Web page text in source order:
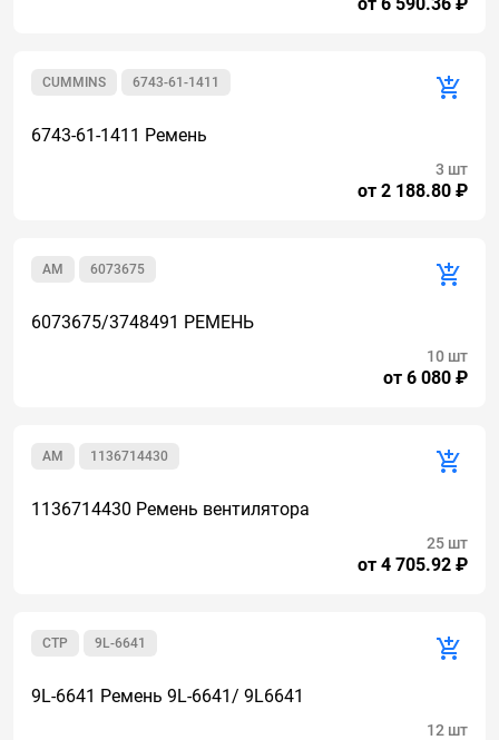
6743-61-1411
CUMMINS
6743-61-1411 Ремень
от 2 188.80 ₽
3 шт
6073675
AM
6073675/3748491 РЕМЕНЬ
от 6 080 ₽
10 шт
1136714430
AM
1136714430 Ремень вентилятора
от 4 705.92 ₽
25 шт
9L-6641
CTP
9L-6641 Ремень 9L-6641/ 9L6641
12 шт